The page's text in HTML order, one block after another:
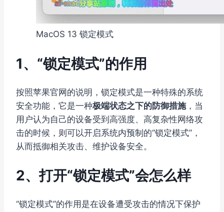
MacOS 13 锁定模式
1、“锁定模式”的作用
按照苹果官网的说明，锁定模式是一种特殊的系统
安全功能，它是一种极端状态之下的防御措施，当
用户认为自己的设备受到高强度、高复杂性网络攻
击的时候，则可以开启系统内预制的“锁定模式”，
从而抵御相关攻击、维护设备安全。
2、打开“锁定模式”会怎么样
“锁定模式”的作用是在设备遭受攻击的情况下保护